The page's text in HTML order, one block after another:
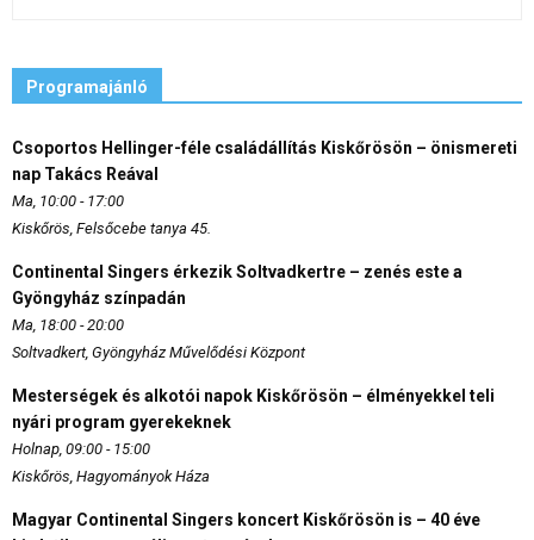
Programajánló
Csoportos Hellinger-féle családállítás Kiskőrösön – önismereti
nap Takács Reával
Ma, 10:00 - 17:00
Kiskőrös, Felsőcebe tanya 45.
Continental Singers érkezik Soltvadkertre – zenés este a
Gyöngyház színpadán
Ma, 18:00 - 20:00
Soltvadkert, Gyöngyház Művelődési Központ
Mesterségek és alkotói napok Kiskőrösön – élményekkel teli
nyári program gyerekeknek
Holnap, 09:00 - 15:00
Kiskőrös, Hagyományok Háza
Magyar Continental Singers koncert Kiskőrösön is – 40 éve